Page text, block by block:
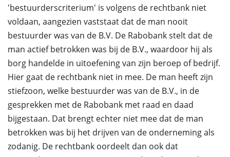
'bestuurderscriterium' is volgens de rechtbank niet
voldaan, aangezien vaststaat dat de man nooit
bestuurder was van de B.V. De Rabobank stelt dat de
man actief betrokken was bij de B.V., waardoor hij als
borg handelde in uitoefening van zijn beroep of bedrijf.
Hier gaat de rechtbank niet in mee. De man heeft zijn
stiefzoon, welke bestuurder was van de B.V., in de
gesprekken met de Rabobank met raad en daad
bijgestaan. Dat brengt echter niet mee dat de man
betrokken was bij het drijven van de onderneming als
zodanig. De rechtbank oordeelt dan ook dat